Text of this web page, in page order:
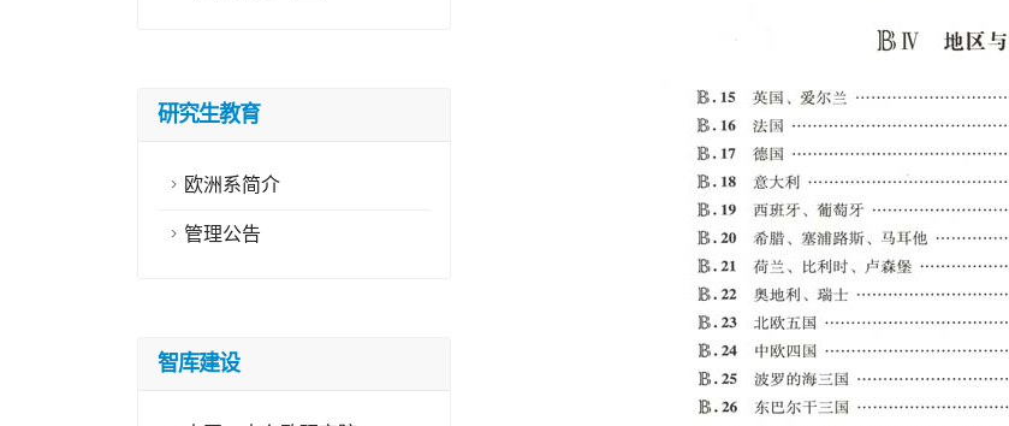
研究生教育
欧洲系简介
管理公告
智库建设